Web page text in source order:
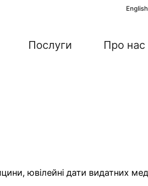
English
Послуги Про нас
ювілейні дати видатних